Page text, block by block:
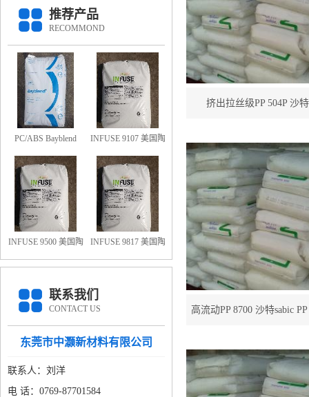
推荐产品
RECOMMOND
PC/ABS Bayblend
FR3010-000000 防火
阻燃PC/ABS FR3010
上海科思创
INFUSE 9107 美国陶
氏OBC 9107
INFUSE 9500 美国陶
氏OBC 9500
INFUSE 9817 美国陶
氏OBC 9817
联系我们
CONTACT US
东莞市中灏新材料有限公司
联系人：刘洋
电 话：0769-87701584
挤出拉丝级PP 504P 沙特
高流动PP 8700 沙特sabic